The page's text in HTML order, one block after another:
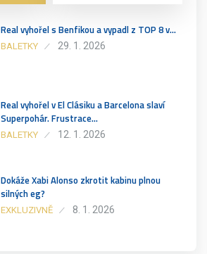
Real vyhořel s Benfikou a vypadl z TOP 8 v…
BALETKY 29. 1. 2026
Real vyhořel v El Clásiku a Barcelona slaví
Superpohár. Frustrace…
BALETKY 12. 1. 2026
Dokáže Xabi Alonso zkrotit kabinu plnou
silných eg?
EXKLUZIVNĚ 8. 1. 2026